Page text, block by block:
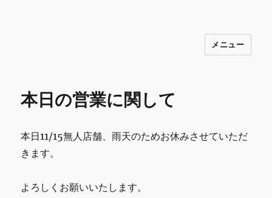
INNOCENCE ～日常に彩りを～ フ
物 etc販売 江戸川区瑞江
メニュー
本日の営業に関して
本日11/15無人店舗、雨天のためお休みさせていただ
きます。
よろしくお願いいたします。